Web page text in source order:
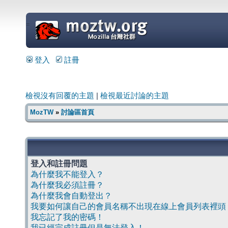
=
登入 註冊
檢視沒有回覆的主題 檢視最近討論的主題
MozTW» 討論區首頁
登入和註冊問題
為什麼我不能登入？
為什麼我必須註冊？
為什麼我會自動登出？
我要如何讓自己的會員名稱不出現在線上會員列表裡頭
我忘記了我的密碼！